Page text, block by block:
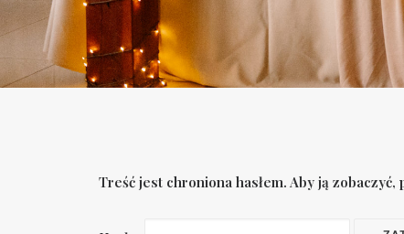
Treść jest chroniona hasłem. Aby ją zobaczyć,